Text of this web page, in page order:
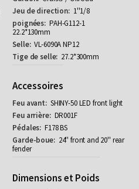
1''1/8
PAH-G112-1
22.2*130mm
VL-6090A NP12
27.2*300mm
Accessoires
SHINY-50 LED front light
DR001F
F178 BS
24'' front and 20'' rear
fender
Dimensions et Poids